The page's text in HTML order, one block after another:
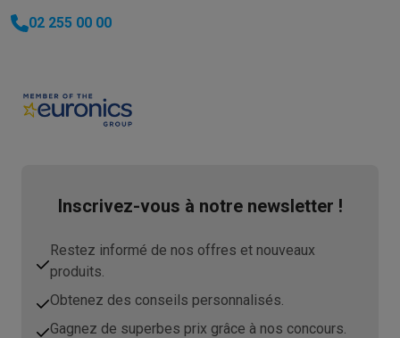
02 255 00 00
Inscrivez-vous à notre newsletter !
Restez informé de nos offres et nouveaux
produits.
Obtenez des conseils personnalisés.
Gagnez de superbes prix grâce à nos concours.